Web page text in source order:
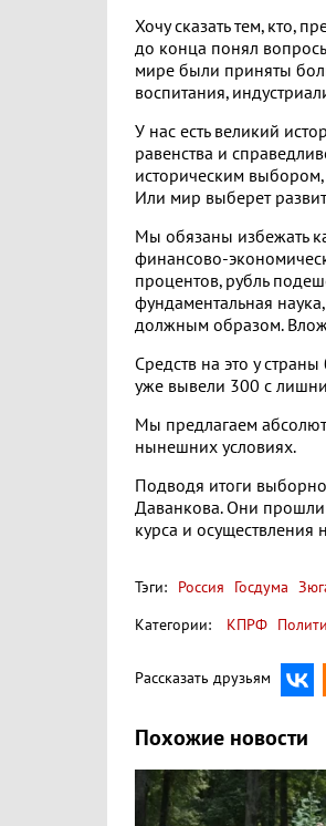
Хочу сказать тем, кто,
до конца понял
мире были приняты
воспитания,
У нас есть великий
равенства и
историческим выбором,
Или мир выберет
Мы обязаны избежать
финансово-
процентов, рубль
фундаментальная
должным образом.
Средств на это у
уже вывели 300 с
Мы предлагаем
нынешних условиях.
Подводя итоги
Даванкова. Они прошли
курса и осуществления
Тэги: Россия Госдума
Категории:
КПРФ
Рассказать друзьям
Похожие новости